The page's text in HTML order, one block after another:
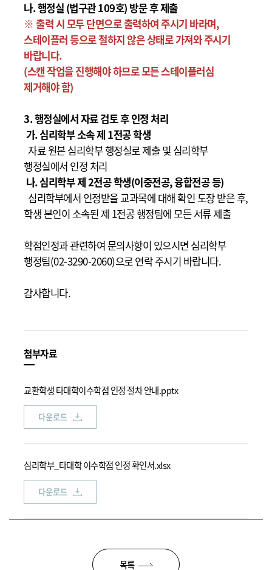
나.행정실 (법구관 109호) 방문후 제출
※ 출력 시 모두 단면으로 출력하여 주시기 바라며,
스테이플러 등으로 철하지 않은 상태로 가져와 주시기
바랍니다.
(스캔 작업을 진행해야 하므로 모든 스테이플러심
제거해야 함)
3. 행정실에서 자료 검토 후 인정 처리
가. 심리학부 소속 제 1전공 학생
자료 원본 심리학부 행정실로 제출 및 심리학부
행정실에서 인정 처리
나. 심리학부 제 2전공 학생(이중전공, 융합전공 등)
심리학부에서 인정받을 교과목에 대해 확인 도장 받은 후,
학생 본인이 소속된 제 1전공 행정팀에 모든 서류 제출
학점인정과 관련하여 문의사항이 있으시면 심리학부
행정팀(02-3290-2060)으로 연락 주시기 바랍니다.
감사합니다.
첨부자료
교환학생 타대학이수학점 인정 절차 안내.pptx
다운로드
심리학부_타대학 이수학점 인정 확인서.xlsx
다운로드
목록